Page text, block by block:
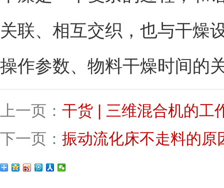
关联、相互交织，也与干燥
操作参数、物料干燥时间的
上一页： 干货 | 三维混合机的工
下一页： 振动流化床不走料的原